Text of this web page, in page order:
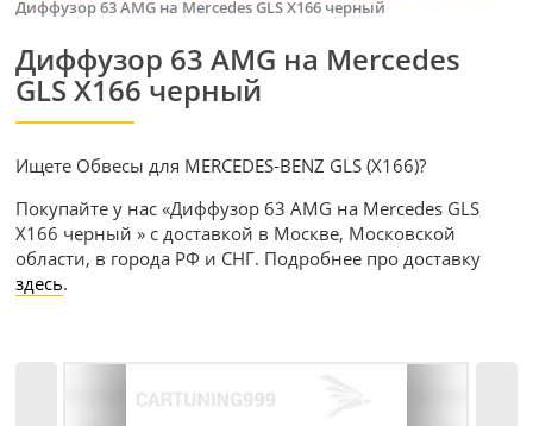
Диффузор 63 AMG на Mercedes GLS X166 черный
Диффузор 63 AMG на Mercedes
GLS X166 черный
Ищете Обвесы для MERCEDES-BENZ GLS (X166)?
Покупайте у нас «Диффузор 63 AMG на Mercedes GLS
X166 черный » с доставкой в Москве, Московской
области, в города РФ и СНГ. Подробнее про доставку
здесь.